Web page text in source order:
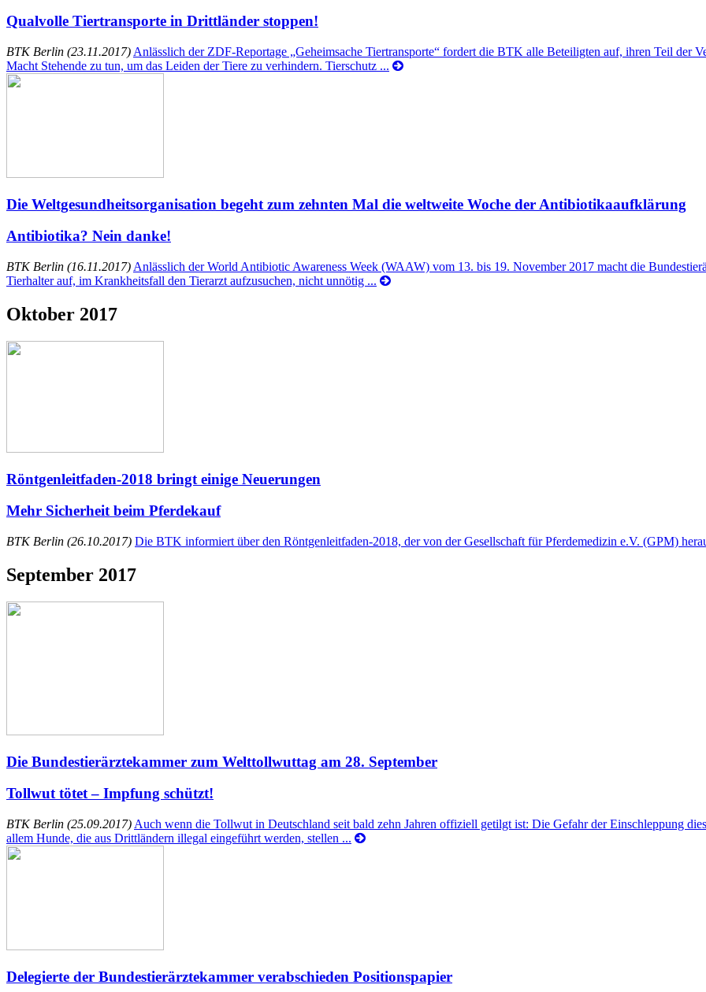
Qualvolle Tiertransporte in Drittländer stoppen!
BTK Berlin (23.11.2017) Anlässlich der ZDF-Reportage „Geheimsache Tiertransporte“ fordert die BTK alle Beteiligten auf, ihren Teil der
Macht Stehende zu tun, um das Leiden der Tiere zu verhindern. Tierschutz ...
Die Weltgesundheitsorganisation begeht zum zehnten Mal die weltweite Woche der Antibiotikaaufklärung
Antibiotika? Nein danke!
BTK Berlin (16.11.2017) Anlässlich der World Antibiotic Awareness Week (WAAW) vom 13. bis 19. November 2017 macht die
Tierhalter auf, im Krankheitsfall den Tierarzt aufzusuchen, nicht unnötig ...
Oktober 2017
Röntgenleitfaden-2018 bringt einige Neuerungen
Mehr Sicherheit beim Pferdekauf
BTK Berlin (26.10.2017) Die BTK informiert über den Röntgenleitfaden-2018, der von der Gesellschaft für Pferdemedizin e.V. (GPM)
September 2017
Die Bundestierärztekammer zum Welttollwuttag am 28. September
Tollwut tötet – Impfung schützt!
BTK Berlin (25.09.2017) Auch wenn die Tollwut in Deutschland seit bald zehn Jahren offiziell getilgt ist: Die Gefahr der Einschleppung
allem Hunde, die aus Drittländern illegal eingeführt werden, stellen ...
Delegierte der Bundestierärztekammer verabschieden Positionspapier